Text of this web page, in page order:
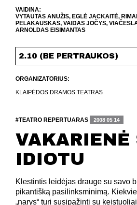
VAIDINA:
VYTAUTAS ANUŽIS, EGLĖ JACKAITĖ,
PELAKAUSKAS, VAIDAS JOČYS,
ARNOLDAS EISIMANTAS
2.10 (BE PERTRAUKOS)
ORGANIZATORIUS:
KLAIPĖDOS DRAMOS TEATRAS
#TEATRO REPERTUARAS 2008 05 14
VAKARIENĖ
IDIOTU
Klestintis leidėjas drauge su savo
pikantišką pasilinksminimą.
„narys“ turi susipažinti su